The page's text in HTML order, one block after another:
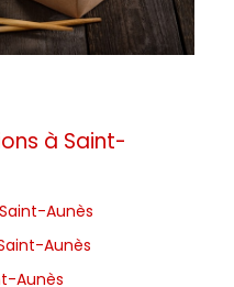
à Saint-
Aunès
Aunès
Aunès